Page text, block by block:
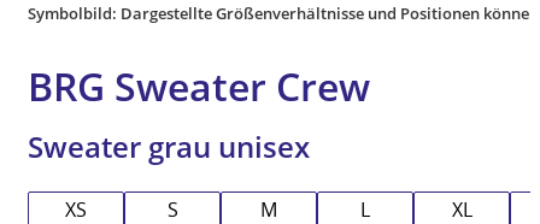
Symbolbild: Dargestellte Größenverhältnisse und Positionen
BRG Sweater Crew
Sweater grau unisex
XS S M L XL